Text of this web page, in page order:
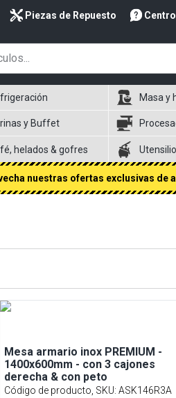
Piezas de Repuesto
Masa y
y Buffet
helados & gofres
nuestras ofertas exclusivas
Mesa armario inox PREMIUM -
1400x600mm - con 3 cajones
derecha & con peto
Código de producto, SKU:ASK146R3A